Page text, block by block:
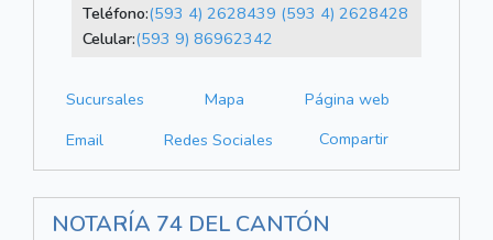
Teléfono:(593 4) 2628439 (593 4) 2628428
Celular:(593 9) 86962342
Sucursales Mapa
Página web
Email
Redes Sociales Compartir
NOTARÍA 74 DEL CANTÓN